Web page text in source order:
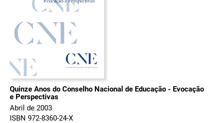
Quinze Anos do Conselho Nacional de Educação - Evocação
e Perspectivas
Abril de 2003
ISBN 972-8360-24-X